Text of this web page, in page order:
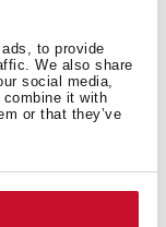
to provide
We also share
social media,
it with
or that they’ve
ponerle.
con 150
y una pizca de
de esencia de